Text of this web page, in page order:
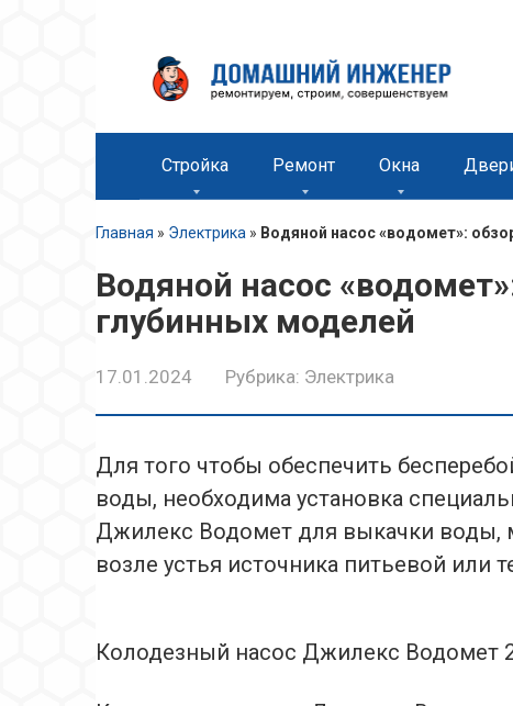
Стройка Ремонт Окна
Главная » Электрика » Водяной насос «водомет»:
Водяной насос
глубинных моделей
17.01.2024 Рубрика: Электрика
Для того чтобы обеспечить
воды, необходима установка
Джилекс Водомет для выкачки воды,
возле устья источника питьевой или
Колодезный насос Джилекс Водомет